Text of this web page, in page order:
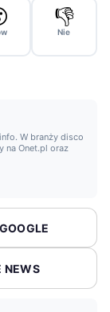
👎
Nie
W branży disco
na Onet.pl oraz
NEWS